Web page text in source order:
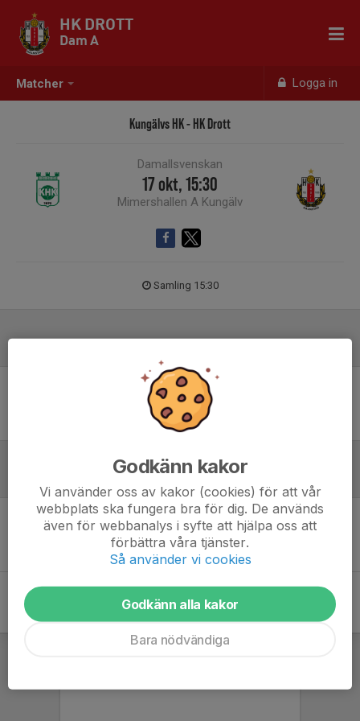
Matcher Logga in
HK DROTT
Dam A
Kungälvs HK - HK Drott
Damallsvenskan
17 okt, 15:30
Mimershallen A Kungälv
Samling 15:30
Ingen uppställning ifylld
Inget skrivet
Godkänn kakor
Vi använder oss av kakor (cookies) för att vår
webbplats ska fungera bra för dig. De används
även för webbanalys i syfte att hjälpa oss att
förbättra våra tjänster.
Så använder vi cookies
Godkänn alla kakor
Bara nödvändiga